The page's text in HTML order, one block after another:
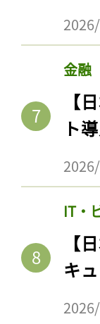
金融
【
ト
IT・
【
キ